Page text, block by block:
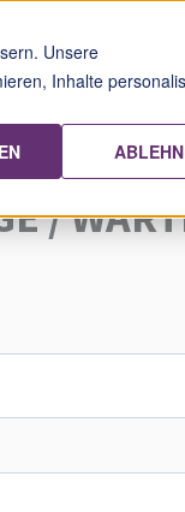
Unsere
Inhalte
ÜBER UNS
/